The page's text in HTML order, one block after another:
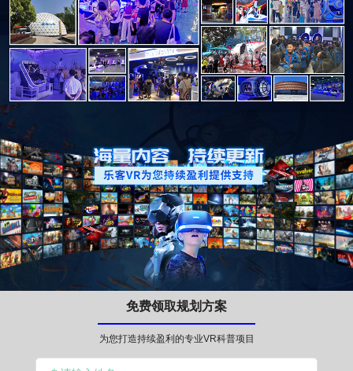
免费领取规划方案
为您打造持续盈利的专业VR科普项目